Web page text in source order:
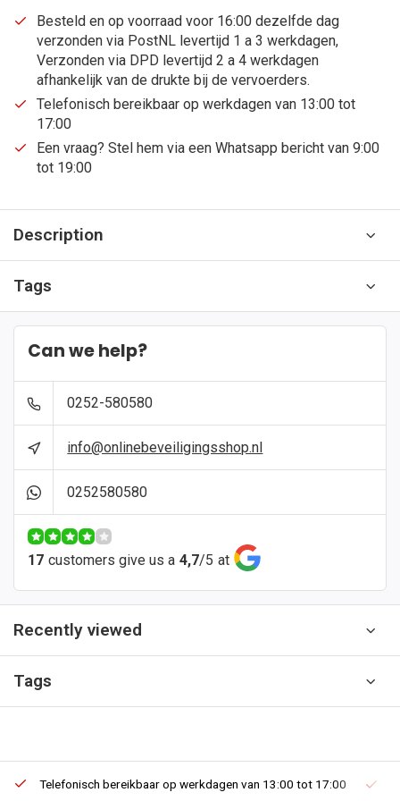
Besteld en op voorraad voor 16:00 dezelfde dag
verzonden via PostNL levertijd 1 a 3 werkdagen,
Verzonden via DPD levertijd 2 a 4 werkdagen
afhankelijk van de drukte bij de vervoerders.
Telefonisch bereikbaar op werkdagen van 13:00 tot
17:00
Een vraag? Stel hem via een Whatsapp bericht van 9:00
tot 19:00
Description
Tags
Can we help?
0252-580580
info@onlinebeveiligingsshop.nl
0252580580
17 customers give us a 4,7/5 at
Recently viewed
Tags
Telefonisch bereikbaar op werkdagen van 13:00 tot 17:00